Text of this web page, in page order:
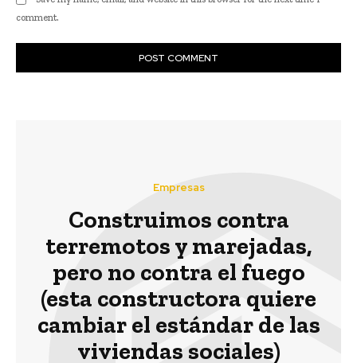
comment.